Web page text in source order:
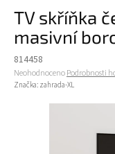
TV skříňka
masivní
814458
Průměrné hodnocení
NeohodnocenoPodrobnosti
Značka: zahrada-XL